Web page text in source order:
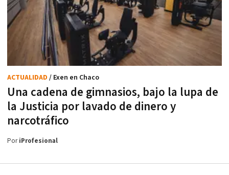
Una cadena de gimnasios, bajo la lupa de
la Justicia por lavado de dinero y
narcotráfico
ACTUALIDAD / Exen en Chaco
PoriProfesional